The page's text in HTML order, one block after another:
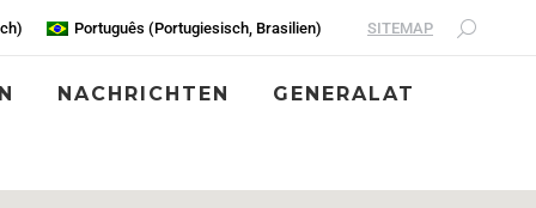
) Português (Portugiesisch, Brasilien) SITEMAP
NACHRICHTEN GENERALAT